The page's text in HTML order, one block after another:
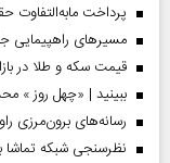
پرداخت مابه‌التفاوت
مسیر‌های راهپیمایی
قیمت سکه و طلا در بازار آزاد در
ببینید | «چهل روز »
رسانه‌های برون‌مرزی
نظرسنجی شبکه